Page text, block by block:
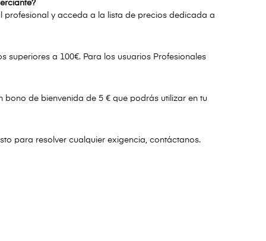
profesional y acceda a la lista de precios dedicada a
superiores a 100€. Para los usuarios Profesionales
bono de bienvenida de 5 € que podrás utilizar en tu
para resolver cualquier exigencia, contáctanos.